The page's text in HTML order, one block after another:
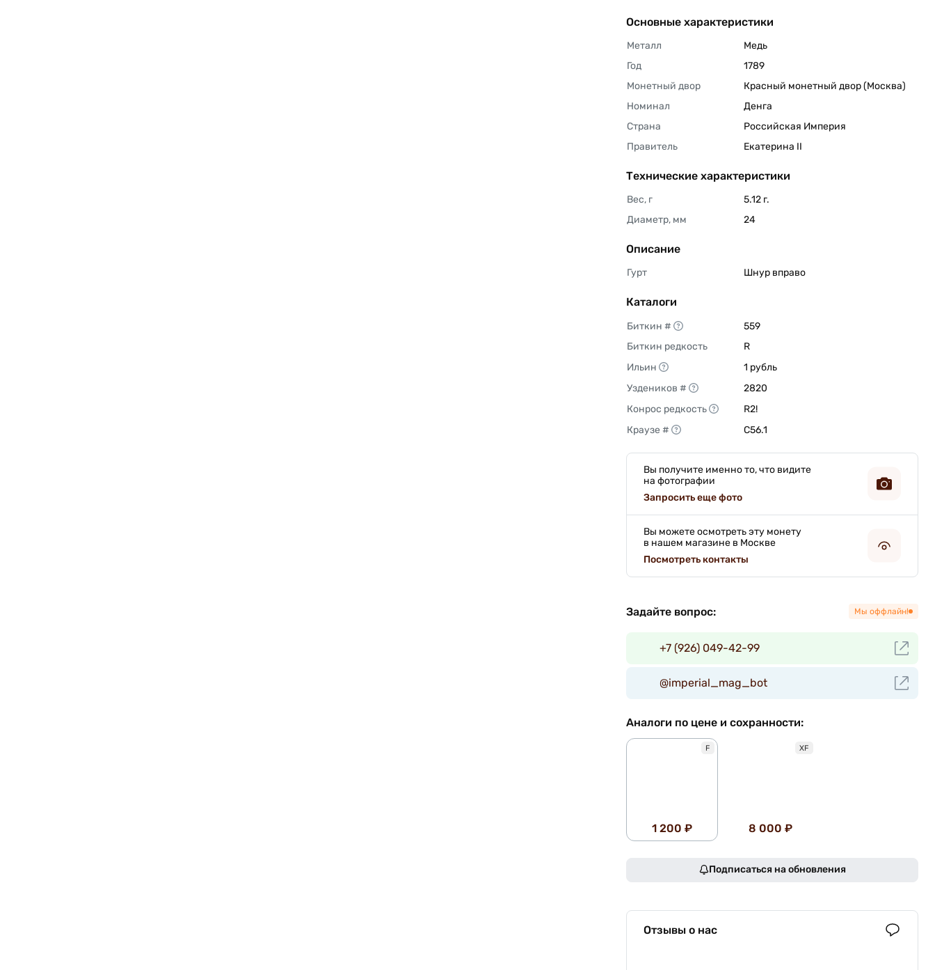
Основные характеристики
Металл
Медь
Год
1789
Монетный двор
Красный монетный двор (Москва)
Номинал
Денга
Страна
Российская Империя
Правитель
Екатерина II
Технические характеристики
Вес, г
5.12 г.
Диаметр, мм
24
Описание
Гурт Шнур вправо
Каталоги
Биткин #
559
Биткин редкость
R
Ильин
1 рубль
Уздеников #
2820
Конрос редкость
R2!
Краузе #
C56.1
Вы получите именно то, что видите
на фотографии
Запросить еще фото
Вы можете осмотреть эту монету
в нашем магазине в Москве
Посмотреть контакты
Задайте вопрос: Мы оффлайн!
+7 (926) 049-42-99
@imperial_mag_bot
Аналоги по цене и сохранности:
F
1 200 ₽
XF
8 000 ₽
Подписаться на обновления
Отзывы о нас